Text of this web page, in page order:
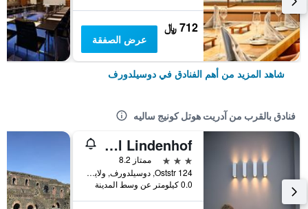
712 ﷼
عرض الصفقة
شاهد المزيد من أهم الفنادق في دوسيلدورف
فنادق بالقرب من آدريت هوتل كونيج ساليه
Hotel Lindenhof
3 نجوم
ممتاز 8.2
Oststr 124, دوسيلدورف, ولاية شمال الراين وستفاليا, ألمانيا
0.0 كيلومتر عن وسط المدينة